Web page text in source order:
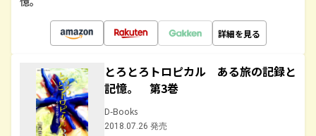
詳細を見る
とろとろトロピカル ある旅の記録と
記憶。 第3巻
D-Books
2018.07.26 発売